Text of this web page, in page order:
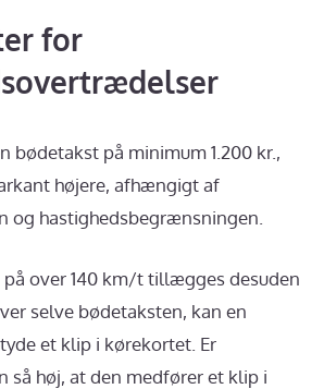
for
bødetakst på minimum 1.200 kr.,
højere, afhængigt af
og hastighedsbegrænsningen.
på over 140 km/t tillægges desuden
selve bødetaksten, kan en
et klip i kørekortet. Er
høj, at den medfører et klip i